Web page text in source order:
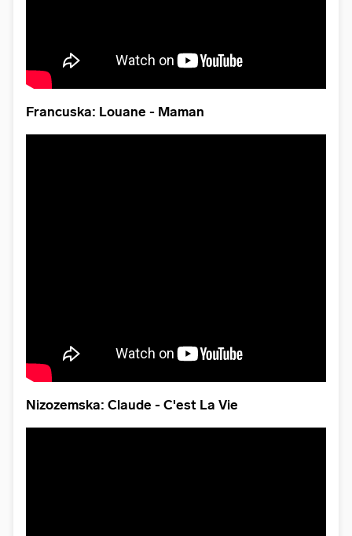
Francuska: Louane - Maman
Nizozemska: Claude - C'est La Vie